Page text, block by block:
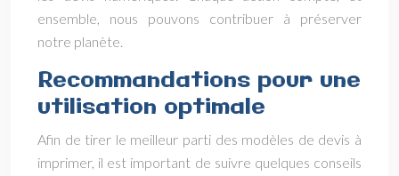
ensemble, nous pouvons contribuer à préserver
notre planète.
Recommandations pour une
utilisation optimale
Afin de tirer le meilleur parti des modèles de devis à
imprimer, il est important de suivre quelques conseils